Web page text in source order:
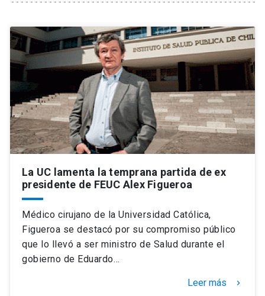
Universidad
Información para keyboard_arrow_down
Futuros estudiantes
Estudiantes
Académicos
Personal
Alumni
Padres y familia
Go to english site launch
ACCESOS DIRECTOS
Mi Cuenta UC launch
Correo UC launch
Mi Portal UC launch
La UC lamenta la temprana partida de ex
presidente de FEUC Alex Figueroa
Médico cirujano de la Universidad Católica,
Figueroa se destacó por su compromiso público
que lo llevó a ser ministro de Salud durante el
gobierno de Eduardo…
Leer más keyboard_arrow_right